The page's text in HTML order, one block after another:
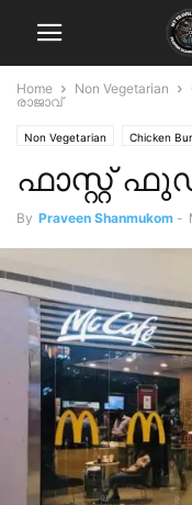
Home Non Vegetarian
രാജാവ്
Non Vegetarian Chicken
ഫാസ്റ്റ്
By Praveen Shanmukom -